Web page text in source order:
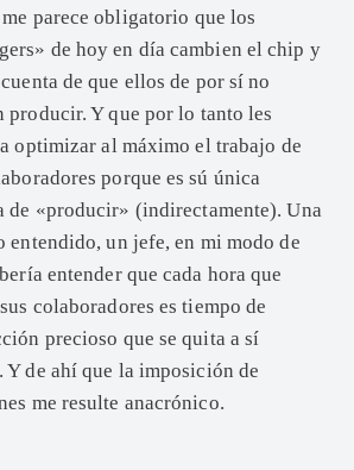
me parece obligatorio que los
de hoy en día cambien el chip y
de que ellos de por sí no
producir. Y que por lo tanto les
optimizar al máximo el trabajo de
porque es sú única
de «producir» (indirectamente). Una
entendido, un jefe, en mi modo de
entender que cada hora que
colaboradores es tiempo de
precioso que se quita a sí
Y de ahí que la imposición de
me resulte anacrónico.